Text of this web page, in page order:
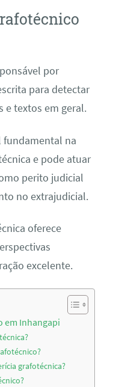
por
para detectar
e textos em geral.
fundamental na
e pode atuar
perito judicial
no extrajudicial.
oferece
excelente.
em Inhangapi
grafotécnica?